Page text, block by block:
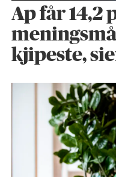
Ap får 14,2
kjipeste,